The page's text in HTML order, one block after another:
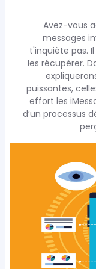
Avez-vous
messages
t'inquiète pas.
les récupérer.
puissantes,
effort les
d’un processus